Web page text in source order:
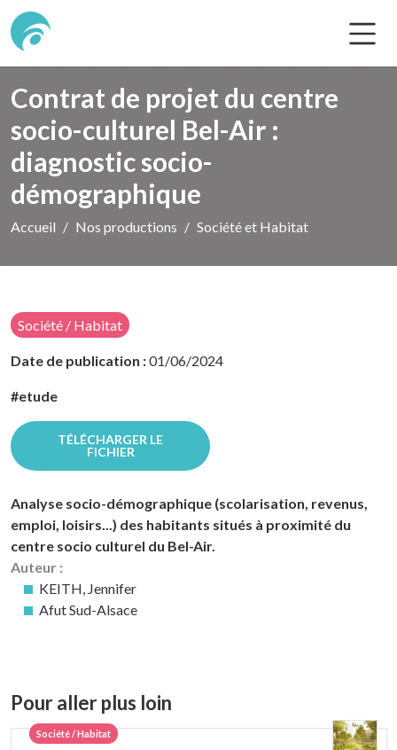
Contrat de projet du centre
socio-culturel Bel-Air :
diagnostic socio-
démographique
Accueil Nos productions Société et Habitat
Société / Habitat
Date de publication :01/06/2024
#etude
TÉLÉCHARGER LE
FICHIER
Analyse socio-démographique (scolarisation, revenus,
emploi, loisirs...) des habitants situés à proximité du
centre socio culturel du Bel-Air.
Auteur :
KEITH, Jennifer
Afut Sud-Alsace
Pour aller plus loin
Société / Habitat